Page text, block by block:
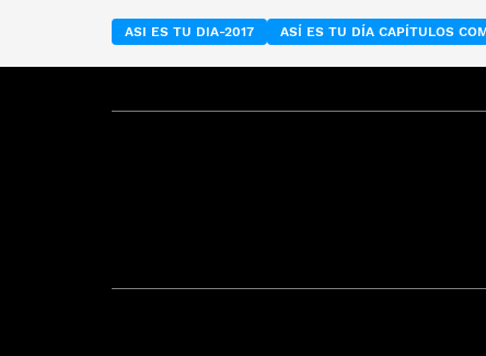
ASI ES TU DIA-2017 ASÍ ES TU DÍA CAPÍTULOS